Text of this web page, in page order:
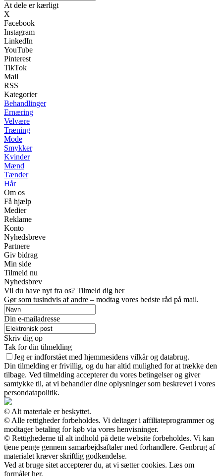
At dele er kærligt
X
Facebook
Instagram
LinkedIn
YouTube
Pinterest
TikTok
Mail
RSS
Kategorier
Behandlinger
Ernæring
Velvære
Træning
Mode
Smykker
Kvinder
Mænd
Tænder
Hår
Om os
Få hjælp
Medier
Reklame
Konto
Nyhedsbreve
Partnere
Giv bidrag
Min side
Tilmeld nu
Nyhedsbrev
Vil du have nyt fra os? Tilmeld dig her
Gør som tusindvis af andre – modtag vores bedste råd på mail.
Din e-mailadresse
Skriv dig op
Tak for din tilmelding
Jeg er indforstået med hjemmesidens vilkår og databrug.
Din tilmelding er frivillig, og du har altid mulighed for at trække den
tilbage. Ved tilmelding accepterer du vores betingelser og giver
samtykke til, at vi behandler dine oplysninger som beskrevet i vores
persondatapolitik.
© Alt materiale er beskyttet.
© Alle rettigheder forbeholdes. Vi deltager i affiliateprogrammer og
modtager betaling for køb via vores henvisninger.
© Rettighederne til alt indhold på dette website forbeholdes. Vi kan
tjene penge gennem samarbejdsaftaler med forhandlere. Genbrug af
materialet kræver skriftlig godkendelse.
Ved at bruge sitet accepterer du, at vi sætter cookies. Læs om
formålet her.